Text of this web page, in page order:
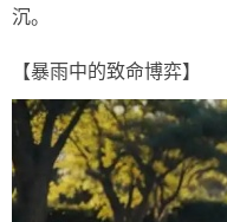
沉。
【暴雨中的致命博弈】